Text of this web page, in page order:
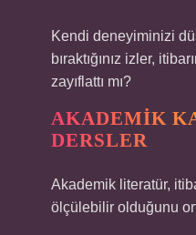
Kendi deneyiminizi
bıraktığınız izler,
zayıflattı mı?
AKADEMIK
DERSLER
Akademik literatür,
ölçülebilir olduğunu